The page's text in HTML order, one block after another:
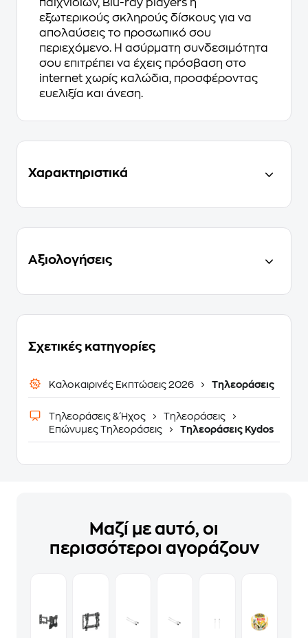
παιχνιδιών, Blu-ray players ή
εξωτερικούς σκληρούς δίσκους για να
απολαύσεις το προσωπικό σου
περιεχόμενο. Η ασύρματη συνδεσιμότητα
σου επιτρέπει να έχεις πρόσβαση στο
internet χωρίς καλώδια, προσφέροντας
ευελιξία και άνεση.
Χαρακτηριστικά
Αξιολογήσεις
Σχετικές κατηγορίες
Καλοκαιρινές Εκπτώσεις 2026 Τηλεοράσεις
Τηλεοράσεις & Ήχος
Τηλεοράσεις
Επώνυμες Τηλεοράσεις
Τηλεοράσεις Kydos
Μαζί με αυτό, οι
περισσότεροι αγοράζουν